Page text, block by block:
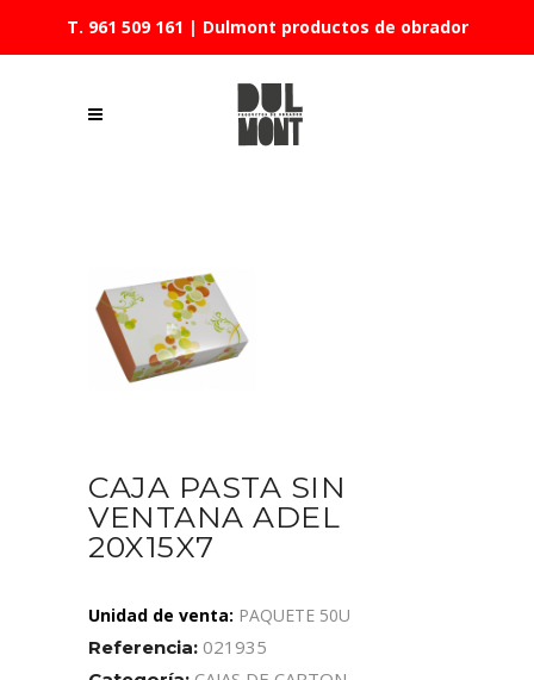
T. 961 509 161 | Dulmont productos de obrador
CAJA PASTA SIN
VENTANA ADEL
20X15X7
Unidad de venta: PAQUETE 50U
Referencia: 021935